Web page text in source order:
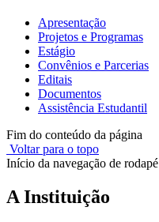
Apresentação
Projetos e Programas
Estágio
Convênios e Parcerias
Editais
Documentos
Assistência Estudantil
Fim do conteúdo da página
Voltar para o topo
Início da navegação de rodapé
A Instituição